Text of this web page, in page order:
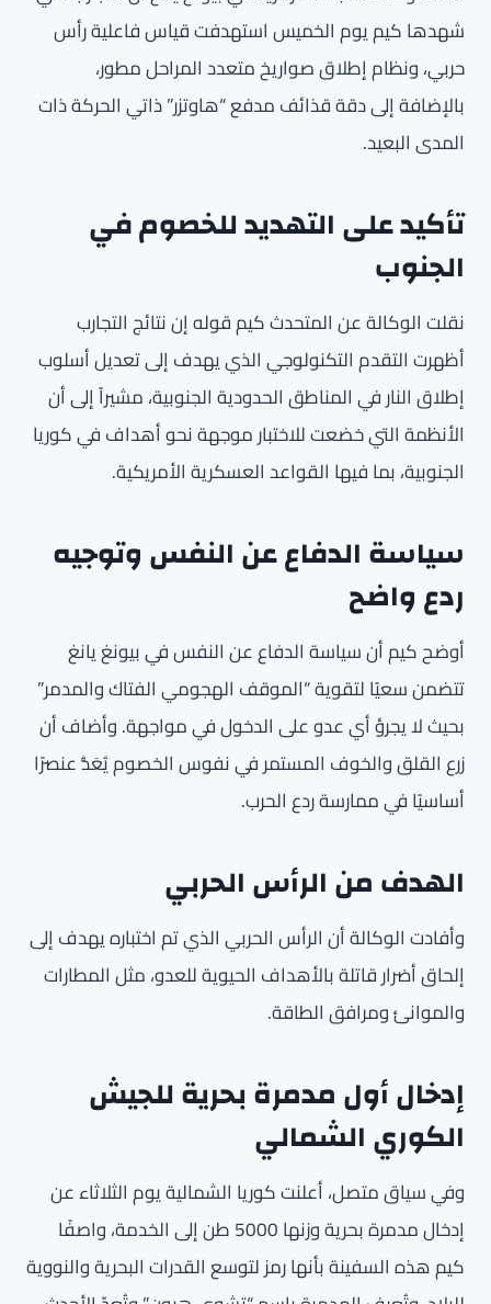
شهدها كيم يوم الخميس استهدفت قياس فاعلية رأس
حربي، ونظام إطلاق صواريخ متعدد المراحل مطور،
بالإضافة إلى دقة قذائف مدفع “هاوتزر” ذاتي الحركة ذات
المدى البعيد.
تأكيد على التهديد للخصوم في
الجنوب
نقلت الوكالة عن المتحدث كيم قوله إن نتائج التجارب
أظهرت التقدم التكنولوجي الذي يهدف إلى تعديل أسلوب
إطلاق النار في المناطق الحدودية الجنوبية، مشيراً إلى أن
الأنظمة التي خضعت للاختبار موجهة نحو أهداف في كوريا
الجنوبية، بما فيها القواعد العسكرية الأمريكية.
سياسة الدفاع عن النفس وتوجيه
ردع واضح
أوضح كيم أن سياسة الدفاع عن النفس في بيونغ يانغ
تتضمن سعيًا لتقوية “الموقف الهجومي الفتاك والمدمر”
بحيث لا يجرؤ أي عدو على الدخول في مواجهة. وأضاف أن
زرع القلق والخوف المستمر في نفوس الخصوم يُعَدُّ عنصرًا
أساسيًا في ممارسة ردع الحرب.
الهدف من الرأس الحربي
وأفادت الوكالة أن الرأس الحربي الذي تم اختباره يهدف إلى
إلحاق أضرار قاتلة بالأهداف الحيوية للعدو، مثل المطارات
والموانئ ومرافق الطاقة.
إدخال أول مدمرة بحرية للجيش
الكوري الشمالي
وفي سياق متصل، أعلنت كوريا الشمالية يوم الثلاثاء عن
إدخال مدمرة بحرية وزنها 5000 طن إلى الخدمة، واصفًا
كيم هذه السفينة بأنها رمز لتوسع القدرات البحرية والنووية